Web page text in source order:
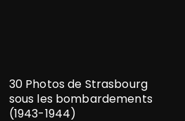
30 Photos de Strasbourg
sous les bombardements
(1943-1944)